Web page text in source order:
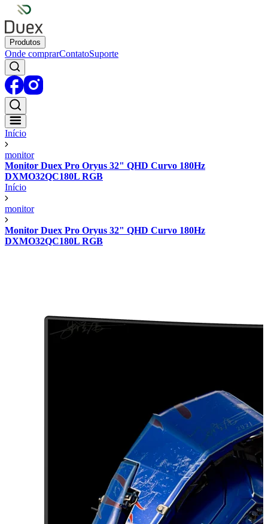
Produtos
Onde comprarContatoSuporte
Início
monitor
Monitor Duex Pro Oryus 32" QHD Curvo 180Hz
DXMO32QC180L RGB
Início
monitor
Monitor Duex Pro Oryus 32" QHD Curvo 180Hz
DXMO32QC180L RGB